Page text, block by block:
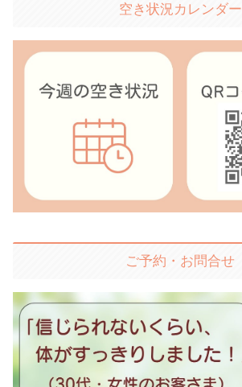
空き状況カレンダー
ご予約・お問合せ